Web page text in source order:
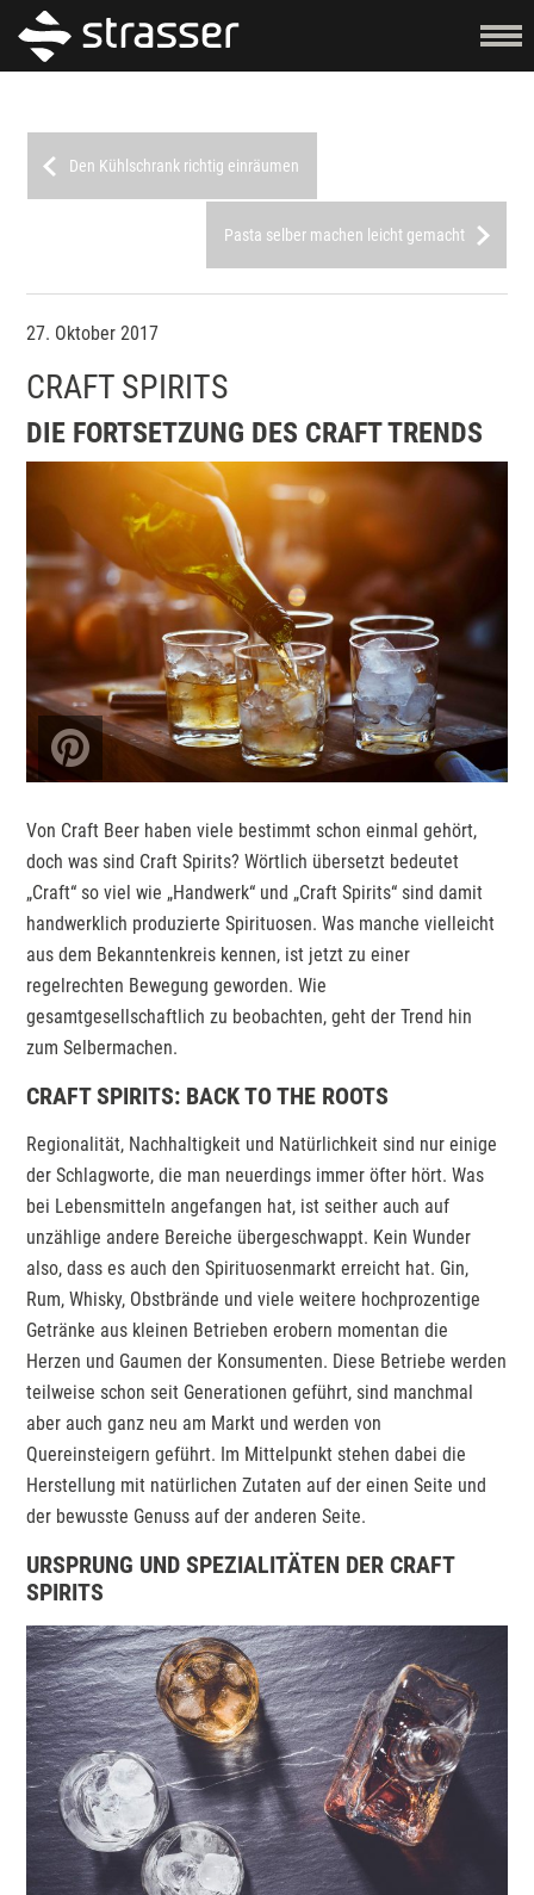
Den Kühlschrank richtig einräumen
Pasta selber machen leicht gemacht
27. Oktober 2017
CRAFT SPIRITS
DIE FORTSETZUNG DES CRAFT TRENDS
Von Craft Beer haben viele bestimmt schon einmal gehört,
doch was sind Craft Spirits? Wörtlich übersetzt bedeutet
„Craft“ so viel wie „Handwerk“ und „Craft Spirits“ sind damit
handwerklich produzierte Spirituosen.Was manche vielleicht
aus dem Bekanntenkreis kennen, ist jetzt zu einer
regelrechten Bewegung geworden. Wie
gesamtgesellschaftlich zu beobachten, geht der Trend hin
zum Selbermachen.
CRAFT SPIRITS: BACK TO THE ROOTS
Regionalität, Nachhaltigkeit und Natürlichkeit sind nur einige
der Schlagworte, die man neuerdings immer öfter hört. Was
bei Lebensmitteln angefangen hat, ist seither auch auf
unzählige andere Bereiche übergeschwappt. Kein Wunder
also, dass es auch den Spirituosenmarkt erreicht hat. Gin,
Rum, Whisky, Obstbrände und viele weitere hochprozentige
Getränke aus kleinen Betrieben erobern momentan die
Herzen und Gaumen der Konsumenten. Diese Betriebe werden
teilweise schon seit Generationen geführt, sind manchmal
aber auch ganz neu am Markt und werden von
Quereinsteigern geführt. Im Mittelpunkt stehen dabei die
Herstellung mit natürlichen Zutaten auf der einen Seite und
der bewusste Genuss auf der anderen Seite.
URSPRUNG UND SPEZIALITÄTEN DER CRAFT
SPIRITS